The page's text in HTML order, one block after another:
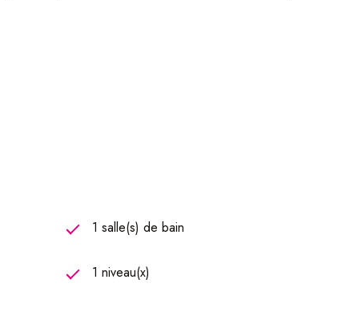
électriques , combles isolés par projection , Alarme....
1 salle(s) de bain
1 niveau(x)